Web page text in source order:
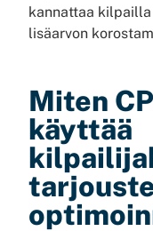
kannattaa
lisäarvon
Miten
käyttää